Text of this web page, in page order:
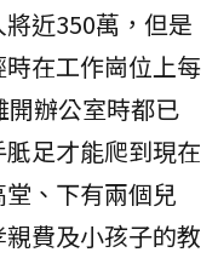
近350萬，但是
在工作崗位上每
開辦公室時都已
足才能爬到現在
、下有兩個兒
費及小孩子的教